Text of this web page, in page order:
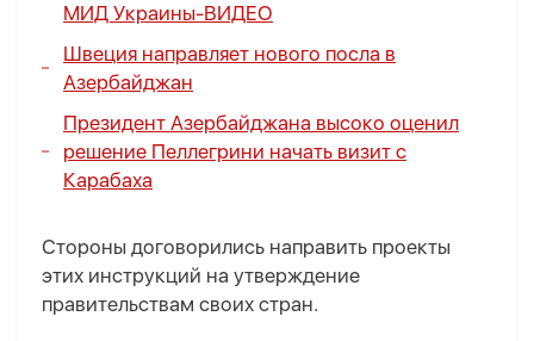
МИД Украины-ВИДЕО
Швеция направляет нового посла в
Азербайджан
Президент Азербайджана высоко оценил
решение Пеллегрини начать визит с
Карабаха
Стороны договорились направить проекты
этих инструкций на утверждение
правительствам своих стран.